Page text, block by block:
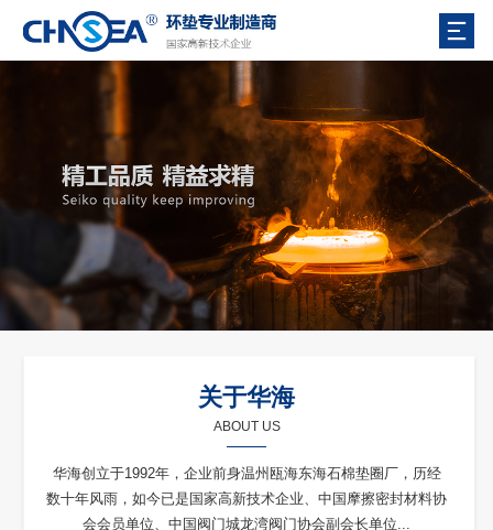
关于华海
ABOUT US
华海创立于1992年，企业前身温州瓯海东海石棉垫圈厂，历经
数十年风雨，如今已是国家高新技术企业、中国摩擦密封材料协
会会员单位、中国阀门城龙湾阀门协会副会长单位...